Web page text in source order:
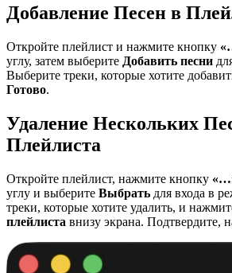
Добавление Песен в
Откройте плейлист и нажмите кнопку
углу, затем выберите Добавить песни
Выберите треки, которые хотите
Готово.
Удаление Нескольких
Плейлиста
Откройте плейлист, нажмите кнопку
углу и выберите Выбрать для входа в
треки, которые хотите удалить, и
плейлиста внизу экрана. Подтвердите,